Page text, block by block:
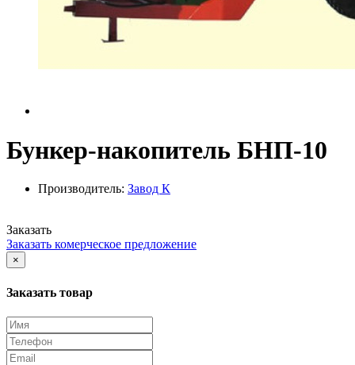
Бункер-накопитель БНП-10
Производитель: Завод К
Заказать
Заказать комерческое предложение
×
Заказать товар